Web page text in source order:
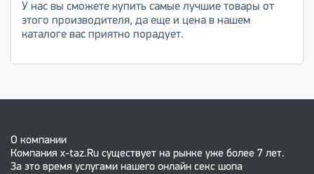
У нас вы сможете купить самые лучшие товары от
этого производителя, да еще и цена в нашем
каталоге вас приятно порадует.
О компании
Компания x-taz.Ru существует на рынке уже более 7 лет.
За это время услугами нашего онлайн секс шопа